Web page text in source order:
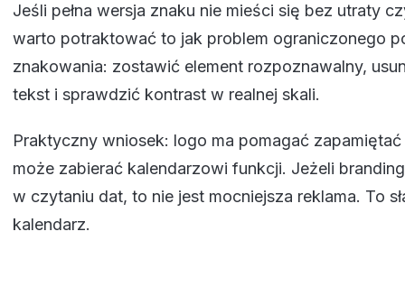
Jeśli pełna wersja znaku nie mieści się bez utraty
warto potraktować to jak problem ograniczonego
znakowania: zostawić element rozpoznawalny,
tekst i sprawdzić kontrast w realnej skali.
Praktyczny wniosek: logo ma pomagać
może zabierać kalendarzowi funkcji. Jeżeli
w czytaniu dat, to nie jest mocniejsza reklama. To
kalendarz.